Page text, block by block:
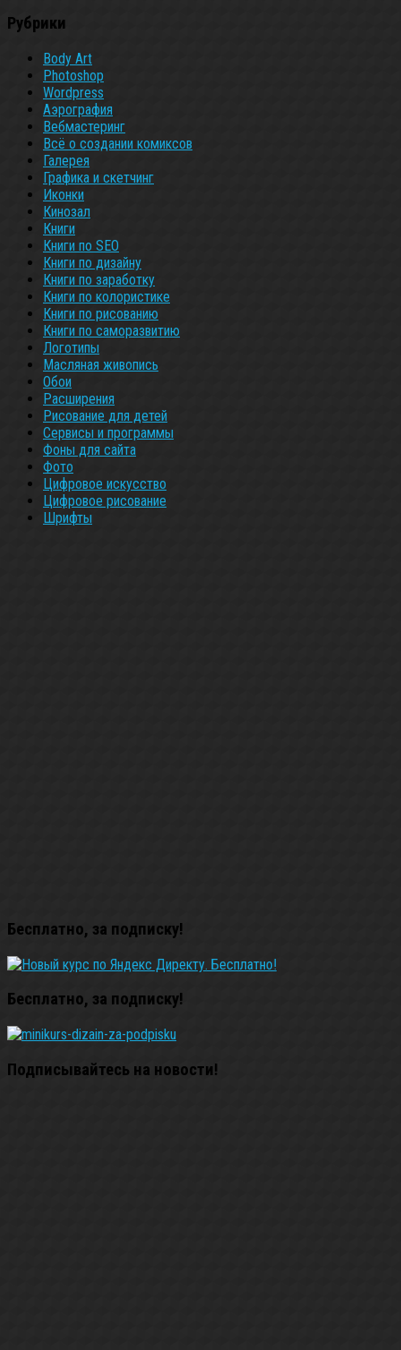
Рубрики
Body Art
Photoshop
Wordpress
Аэрография
Вебмастеринг
Всё о создании комиксов
Галерея
Графика и скетчинг
Иконки
Кинозал
Книги
Книги по SEO
Книги по дизайну
Книги по заработку
Книги по колористике
Книги по рисованию
Книги по саморазвитию
Логотипы
Масляная живопись
Обои
Расширения
Рисование для детей
Сервисы и программы
Фоны для сайта
Фото
Цифровое искусство
Цифровое рисование
Шрифты
Бесплатно, за подписку!
Бесплатно, за подписку!
Подписывайтесь на новости!